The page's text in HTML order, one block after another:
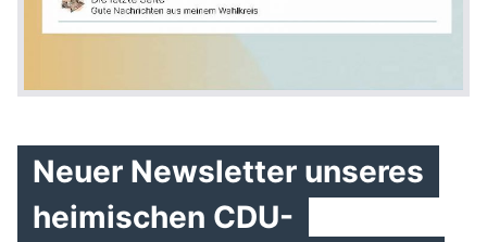
Neuer Newsletter unseres
heimischen CDU-